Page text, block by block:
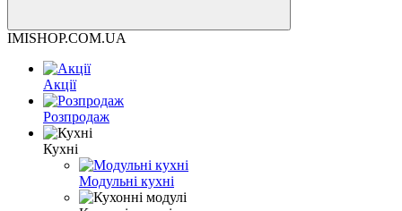
IMISHOP.COM.UA
Акції
Розпродаж
Кухні
Модульні кухні